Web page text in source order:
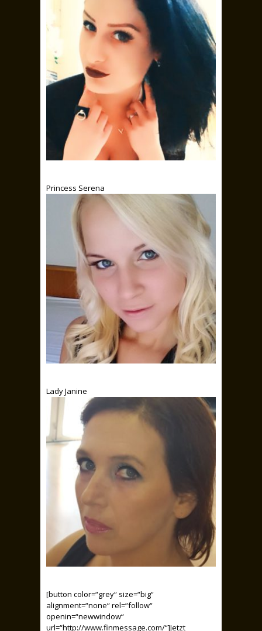
Princess Serena
Lady Janine
[button color=“grey“ size=“big“
alignment=“none“ rel=“follow“
openin=“newwindow“
url=“http://www.finmessage.com/“]Jetzt